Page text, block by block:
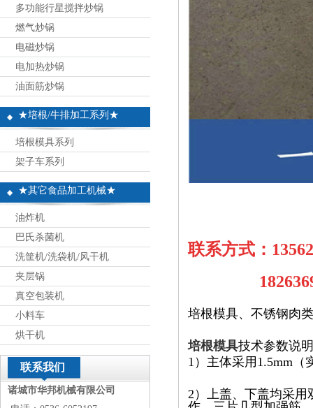
多功能行星搅拌炒锅
燃气炒锅
电磁炒锅
电加热炒锅
油面筋炒锅
★培根/牛排加工系列★
培根模具系列
架子车系列
★其它食品加工机械★
油炸机
巴氏杀菌机
洗筐机/洗袋机/风干机
夹层锅
真空包装机
小料车
烘干机
联系我们
诸城市华邦机械有限公司
联系方式：
培根模具、不锈钢肉
培根模具技术参数说
1）主体采用1.5mm（
2）上盖、下盖均采用